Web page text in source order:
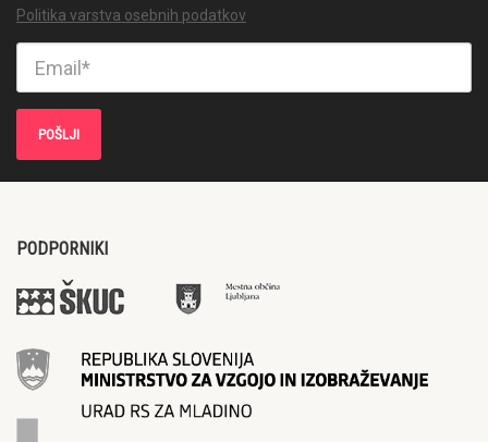
Politika varstva osebnih podatkov
PODPORNIKI